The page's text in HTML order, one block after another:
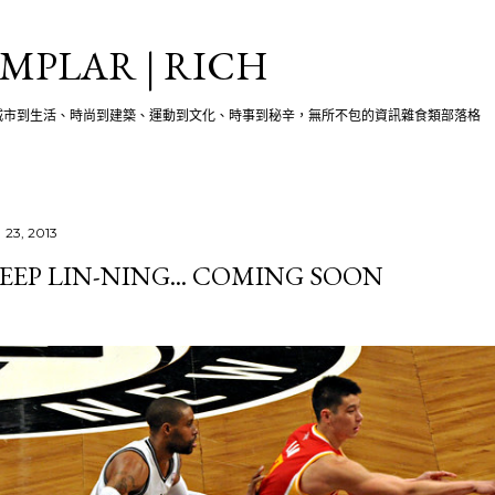
| RICH
到生活、時尚到建築、運動到文化、時事到秘辛，無所不包的資訊雜食類部落格
23, 2013
LIN-NING... COMING SOON